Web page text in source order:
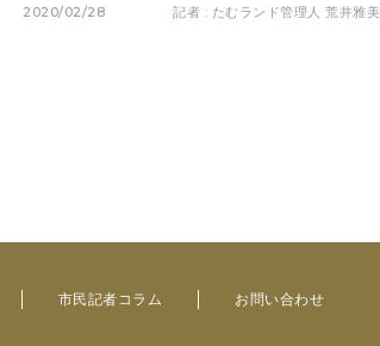
2020/02/28 記者 : たむランド管理人 荒井雅美
市民記者コラム お問い合わせ